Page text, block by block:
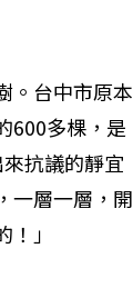
。台中市原本
600多棵，是
抗議的靜宜
一層一層，開
」